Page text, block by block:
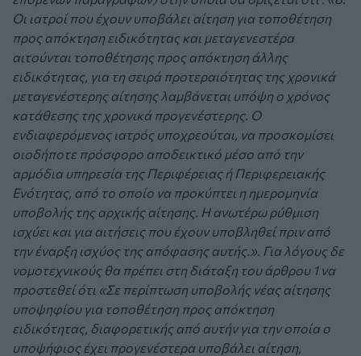
Οι ιατροί που έχουν υποβάλει αίτηση για τοποθέτηση
προς απόκτηση ειδικότητας και μεταγενεστέρα
αιτούνται τοποθέτησης προς απόκτηση άλλης
ειδικότητας, για τη σειρά προτεραιότητας της χρονικά
μεταγενέστερης αίτησης λαμβάνεται υπόψη ο χρόνος
κατάθεσης της χρονικά προγενέστερης. Ο
ενδιαφερόμενος ιατρός υποχρεούται, να προσκομίσει
οιοδήποτε πρόσφορο αποδεικτικό μέσο από την
αρμόδια υπηρεσία της Περιφέρειας ή Περιφερειακής
Ενότητας, από το οποίο να προκύπτει η ημερομηνία
υποβολής της αρχικής αίτησης. Η ανωτέρω ρύθμιση
ισχύει και για αιτήσεις που έχουν υποβληθεί πριν από
την έναρξη ισχύος της απόφασης αυτής.». Για λόγους δε
νομοτεχνικούς θα πρέπει στη διάταξη του άρθρου 1 να
προστεθεί ότι «Σε περίπτωση υποβολής νέας αίτησης
υποψηφίου για τοποθέτηση προς απόκτηση
ειδικότητας, διαφορετικής από αυτήν για την οποία o
υποψήφιος έχει προγενέστερα υποβάλει αίτηση,